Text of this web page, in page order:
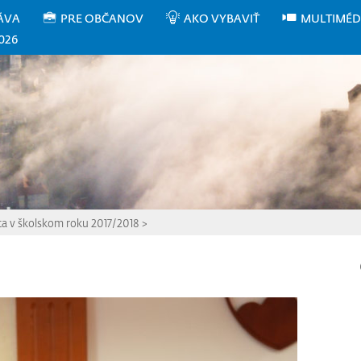
PRE OBČANOV AKO VYBAVIŤ
v školskom roku 2017/2018 >